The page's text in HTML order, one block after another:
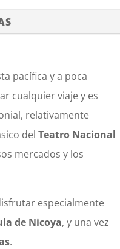
pacífica y a poca
cualquier viaje y es
relativamente
delTeatro Nacional
mercados y los
especialmente
de Nicoya, y una vez
.